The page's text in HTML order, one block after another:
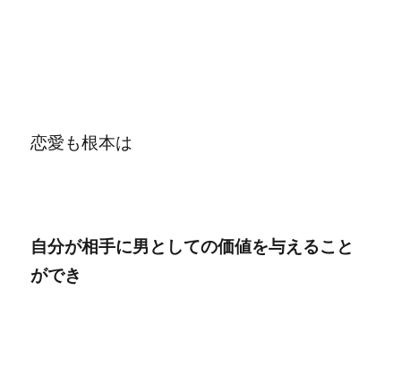
恋愛も根本は
自分が相手に男としての価値を与えること
ができ